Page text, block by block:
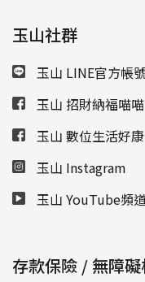
玉山社群
玉山 LINE官方帳
玉山 招財納福喵喵
玉山 數位生活好康
玉山 Instagram
玉山 YouTube頻
存款保險 / 無障礙